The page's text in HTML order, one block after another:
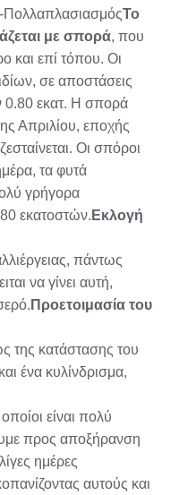
Το
με σπορά, που
και επί τόπου. Οι
σε αποστάσεις
0.80 εκατ. Η σπορά
Απριλίου, εποχής
Οι σπόροι
τα φυτά
γρήγορα
εκατοστών. Εκλογή
πάντως
να γίνει αυτή,
Προετοιμασία του
της κατάστασης του
ένα κυλίνδρισμα,
είναι πολύ
προς αποξήρανση
ημέρες
αυτούς και